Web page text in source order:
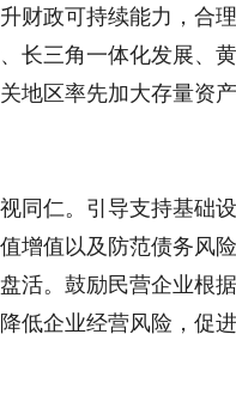
财政可持续能力，合
长三角一体化发展、
地区率先加大存量资
同仁。引导支持基础
增值以及防范债务风
活。鼓励民营企业根
企业经营风险，促进